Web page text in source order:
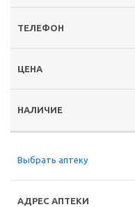
Выбрать аптеку